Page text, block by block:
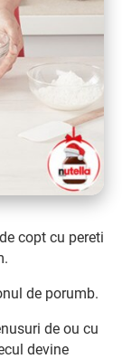
copt cu pereti
de porumb.
de ou cu
devine